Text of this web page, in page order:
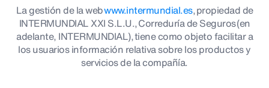
La gestión de la webwww.intermundial.es, propiedad de
INTERMUNDIAL XXI S.L.U., Correduría de Seguros (en
adelante, INTERMUNDIAL), tiene como objeto facilitar a
los usuarios información relativa sobre los productos y
servicios de la compañía.